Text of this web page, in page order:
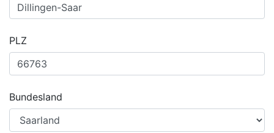
PLZ
Bundesland